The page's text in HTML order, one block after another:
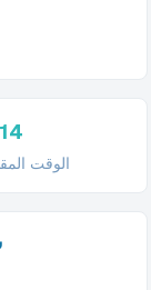
14–25 يومًا
الوقت